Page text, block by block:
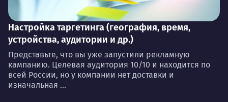
Настройка таргетинга (география, время,
устройства, аудитории и др.)
Представьте, что вы уже запустили рекламную
кампанию. Целевая аудитория 10/10 и находится по
всей России, но у компании нет доставки и
изначальная ...